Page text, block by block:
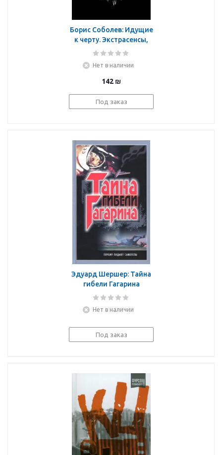
Борис Соболев: Идущие
к черту. Экстрасенсы,
которых нет
Нет в наличии
142 ₪
Под заказ
Эдуард Шершер: Тайна
гибели Гагарина
Нет в наличии
Под заказ